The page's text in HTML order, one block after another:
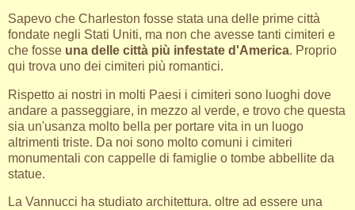
Sapevo che Charleston fosse stata una delle prime città
fondate negli Stati Uniti, ma non che avesse tanti cimiteri e
che fosse una delle città più infestate d'America. Proprio
qui trova uno dei cimiteri più romantici.
Rispetto ai nostri in molti Paesi i cimiteri sono luoghi dove
andare a passeggiare, in mezzo al verde, e trovo che questa
sia un'usanza molto bella per portare vita in un luogo
altrimenti triste. Da noi sono molto comuni i cimiteri
monumentali con cappelle di famiglie o tombe abbellite da
statue.
La Vannucci ha studiato architettura. oltre ad essere una